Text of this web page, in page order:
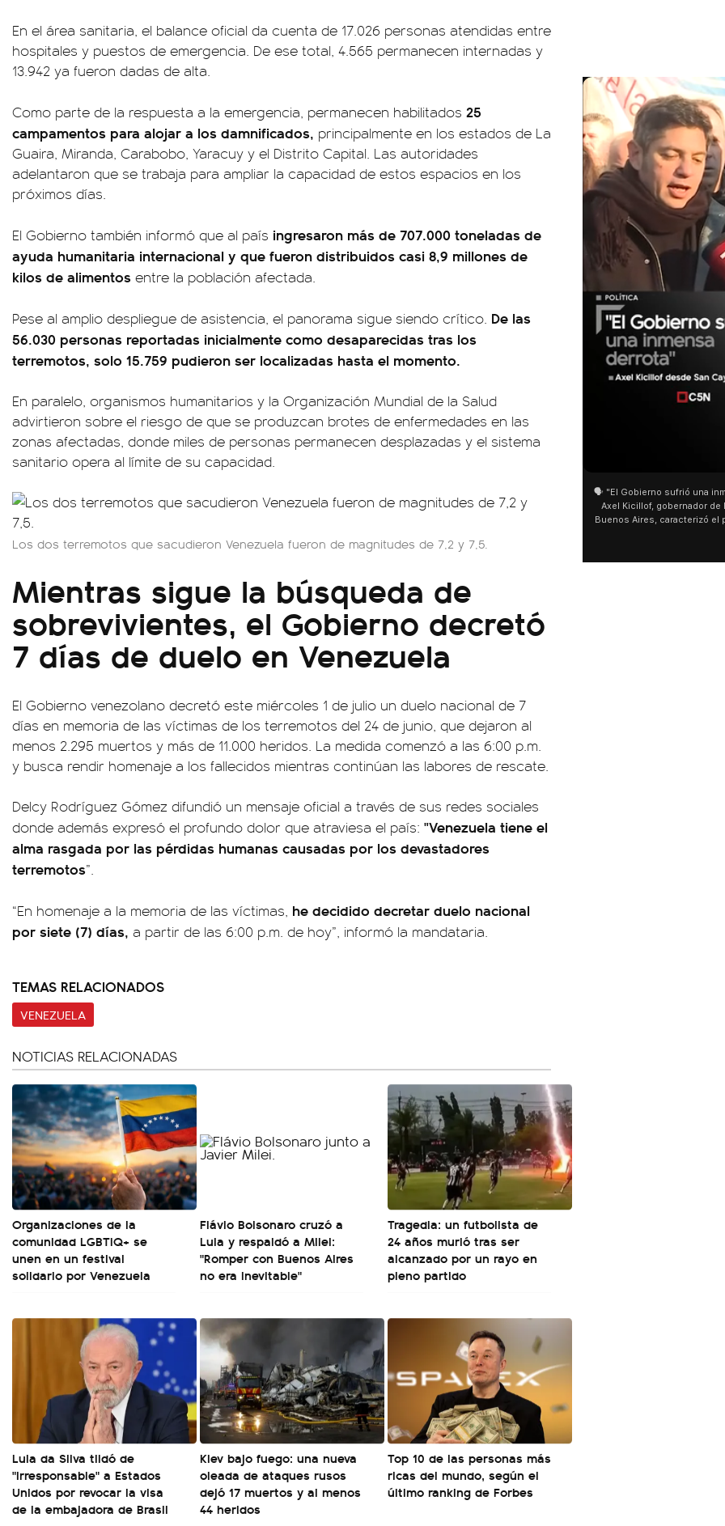
En el área sanitaria, el balance oficial da cuenta de 17.026 personas atendidas entre
hospitales y puestos de emergencia. De ese total, 4.565 permanecen internadas y
13.942 ya fueron dadas de alta.
Como parte de la respuesta a la emergencia, permanecen habilitados 25
campamentos para alojar a los damnificados, principalmente en los estados de La
Guaira, Miranda, Carabobo, Yaracuy y el Distrito Capital. Las autoridades
adelantaron que se trabaja para ampliar la capacidad de estos espacios en los
próximos días.
El Gobierno también informó que al país ingresaron más de 707.000 toneladas de
ayuda humanitaria internacional y que fueron distribuidos casi 8,9 millones de
kilos de alimentos entre la población afectada.
Pese al amplio despliegue de asistencia, el panorama sigue siendo crítico. De las
56.030 personas reportadas inicialmente como desaparecidas tras los
terremotos, solo 15.759 pudieron ser localizadas hasta el momento.
En paralelo, organismos humanitarios y la Organización Mundial de la Salud
advirtieron sobre el riesgo de que se produzcan brotes de enfermedades en las
zonas afectadas, donde miles de personas permanecen desplazadas y el sistema
sanitario opera al límite de su capacidad.
Los dos terremotos que sacudieron Venezuela fueron de magnitudes de 7,2 y 7,5.
Mientras sigue la búsqueda de
sobrevivientes, el Gobierno decretó
7 días de duelo en Venezuela
El Gobierno venezolano decretó este miércoles 1 de julio un duelo nacional de 7
días en memoria de las víctimas de los terremotos del 24 de junio, que dejaron al
menos 2.295 muertos y más de 11.000 heridos. La medida comenzó a las 6:00 p.m.
y busca rendir homenaje a los fallecidos mientras continúan las labores de rescate.
Delcy Rodríguez Gómez difundió un mensaje oficial a través de sus redes sociales
donde además expresó el profundo dolor que atraviesa el país: "Venezuela tiene el
alma rasgada por las pérdidas humanas causadas por los devastadores
terremotos”.
“En homenaje a la memoria de las víctimas, he decidido decretar duelo nacional
por siete (7) días, a partir de las 6:00 p.m. de hoy”, informó la mandataria.
TEMAS RELACIONADOS
VENEZUELA
NOTICIAS RELACIONADAS
Organizaciones de la
comunidad LGBTIQ+ se
unen en un festival
solidario por Venezuela
Flávio Bolsonaro cruzó a
Lula y respaldó a Milei:
"Romper con Buenos Aires
no era inevitable"
Tragedia: un futbolista de
24 años murió tras ser
alcanzado por un rayo en
pleno partido
Lula da Silva tildó de
"irresponsable" a Estados
Unidos por revocar la visa
de la embajadora de Brasil
Kiev bajo fuego: una nueva
oleada de ataques rusos
dejó 17 muertos y al menos
44 heridos
Top 10 de las personas más
ricas del mundo, según el
último ranking de Forbes
Axel Kicillof, gobernador de la Provincia de
como "una lista sábana con temas nefastos"
Cayetano, donde también advirtió que "la
sociedad no solo sufre porque no llega sino
que también está endeudada".
San Cayetano: Jorge García
miles de peregrinos en
de Buenos Aires destacó la
agua y soportó las bajas
últimos días: "Son dificultades